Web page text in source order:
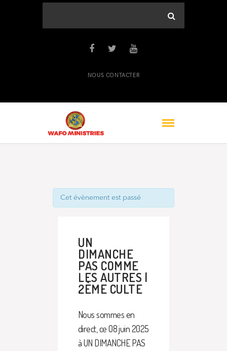
NOUS CONTACTER
Cet évènement est passé
UN
DIMANCHE
PAS COMME
LES AUTRES |
2ÈME CULTE
Nous sommes en
direct, ce 08 juin 2025
à UN DIMANCHE PAS